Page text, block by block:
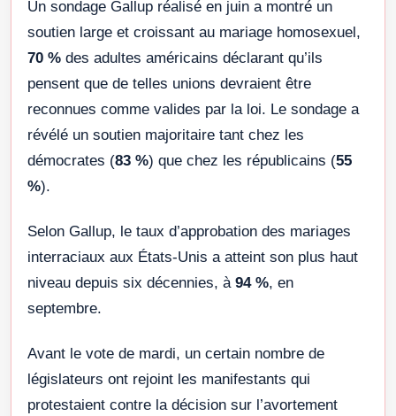
Un sondage Gallup réalisé en juin a montré un
soutien large et croissant au mariage homosexuel,
70 % des adultes américains déclarant qu’ils
pensent que de telles unions devraient être
reconnues comme valides par la loi. Le sondage a
révélé un soutien majoritaire tant chez les
démocrates (83 %) que chez les républicains (55
%).
Selon Gallup, le taux d’approbation des mariages
interraciaux aux États-Unis a atteint son plus haut
niveau depuis six décennies, à 94 %, en
septembre.
Avant le vote de mardi, un certain nombre de
législateurs ont rejoint les manifestants qui
protestaient contre la décision sur l’avortement